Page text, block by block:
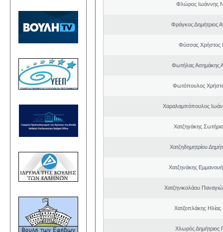
Φλώρος Ιωάννης
Φράγκος Δημήτριος
Φύσσας Χρήστος
Φωτήλας Ασημάκης
Φωτόπουλος
Χαραλαμπόπουλος
Χατζηγάκης
Χατζηδημητρίου
Χατζηνάκης
Χατζηνικολάου
Χατζοπλάκης
Χλωρός Δημήτριος